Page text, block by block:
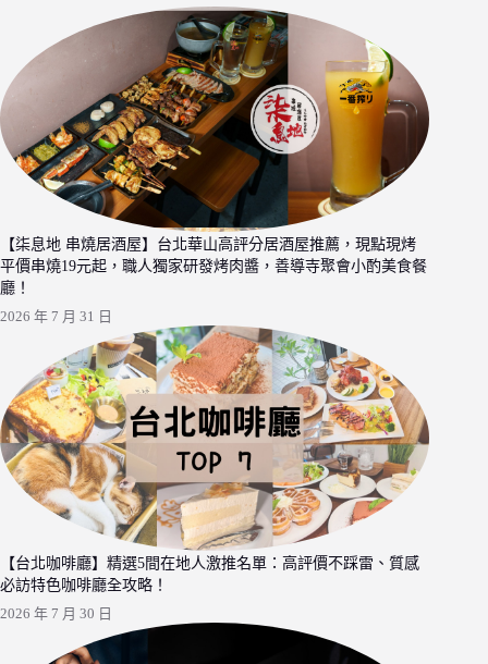
【柒息地 串燒居酒屋】台北華山高評分居酒屋推薦，現點現烤
平價串燒19元起，職人獨家研發烤肉醬，善導寺聚會小酌美食餐
廳！
2026 年 7 月 31 日
【台北咖啡廳】精選5間在地人激推名單：高評價不踩雷、質感
必訪特色咖啡廳全攻略！
2026 年 7 月 30 日